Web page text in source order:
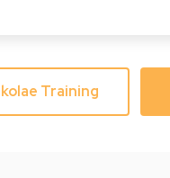
Training